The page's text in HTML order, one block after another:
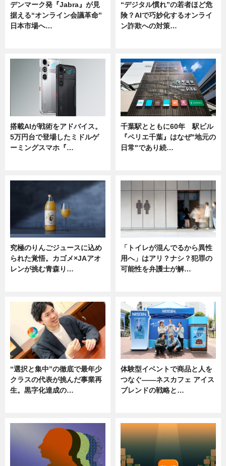
デンマーク発『Jabra』が見
据える“オンライン会議革命”
日本市場へ…
“デジタル慣れ”の若者ほど危
険？AIで巧妙化するオンライ
ン詐欺への対策…
搭載AIが戦術をアドバイス。
5万円台で登場したミドルゲ
ーミングスマホ『…
千葉駅とともに60年 駅ビル
『ペリエ千葉』はなぜ"地元の
日常"であり続…
究極のりんごジュースに込め
られた覚悟。カゴメ×JAアオ
レンが挑む青森り…
「トイレが混んでるから異性
用へ」はアリ？ナシ？犯罪の
可能性を弁護士が解…
“選択と集中”の徹底で最年少
クラスの代表が挑んだ事業再
生。黒字化達成の…
体験型イベントで商品と人を
つなぐ――ネスカフェ アイス
ブレンドの戦略と…